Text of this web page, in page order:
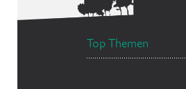
Top Themen